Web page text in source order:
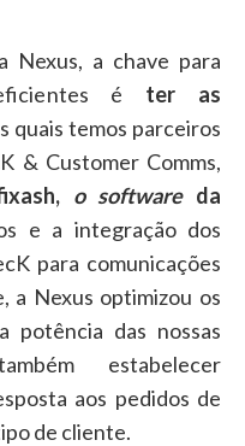
Nexus, a chave para
é ter as
quais temos parceiros
& Customer Comms,
o softwareda
e a integração dos
para comunicações
a Nexus optimizou os
potência das nossas
estabelecer
aos pedidos de
de cliente.